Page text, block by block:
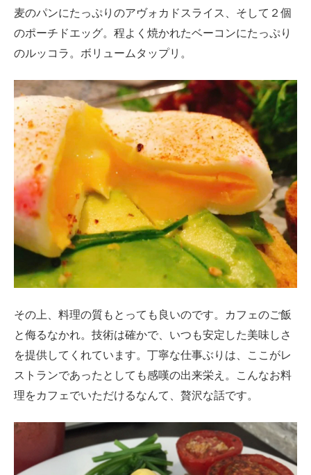
麦のパンにたっぷりのアヴォカドスライス、そして２個
のポーチドエッグ。程よく焼かれたベーコンにたっぷり
のルッコラ。ボリュームタップリ。
その上、料理の質もとっても良いのです。カフェのご飯
と侮るなかれ。技術は確かで、いつも安定した美味しさ
を提供してくれています。丁寧な仕事ぶりは、ここがレ
ストランであったとしても感嘆の出来栄え。こんなお料
理をカフェでいただけるなんて、贅沢な話です。